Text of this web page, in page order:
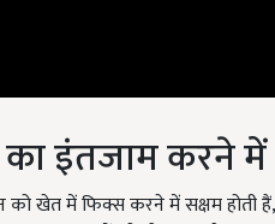
का इंतजाम करने
खेत में फिक्स करने में सक्षम होती हैं,
कुछ फसलों को ग्रीन खाद से उगाया